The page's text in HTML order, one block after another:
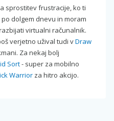
sprostitev frustracije, ko ti
dolgem dnevu in moram
virtualni računalnik.
verjetno užival tudi vDraw
Za nekaj bolj
Sort- super za mobilno
Warrior za hitro akcijo.